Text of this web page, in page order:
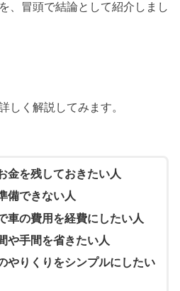
、冒頭で結論として紹介しまし
しく解説してみます。
金を残しておきたい人
備できない人
車の費用を経費にしたい人
や手間を省きたい人
やりくりをシンプルにしたい